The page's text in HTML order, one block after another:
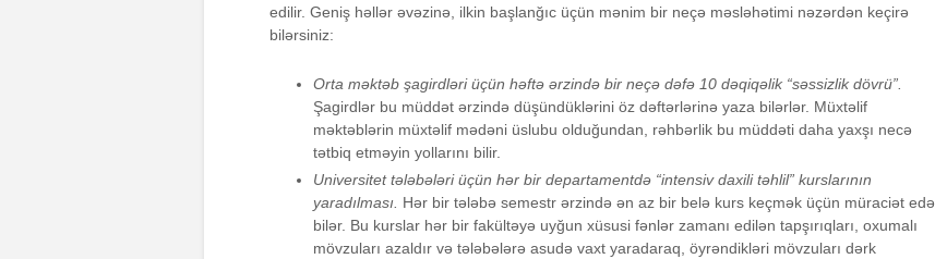
edilir. Geniş həllər əvəzinə, ilkin başlanğıc üçün mənim bir neçə məsləhətimi nəzərdən keçirə
bilərsiniz:
Orta məktəb şagirdləri üçün həftə ərzində bir neçə dəfə 10 dəqiqəlik “səssizlik dövrü”.
Şagirdlər bu müddət ərzində düşündüklərini öz dəftərlərinə yaza bilərlər. Müxtəlif
məktəblərin müxtəlif mədəni üslubu olduğundan, rəhbərlik bu müddəti daha yaxşı necə
tətbiq etməyin yollarını bilir.
Universitet tələbələri üçün hər bir departamentdə “intensiv daxili təhlil” kurslarının
yaradılması. Hər bir tələbə semestr ərzində ən az bir belə kurs keçmək üçün müraciət edə
bilər. Bu kurslar hər bir fakültəyə uyğun xüsusi fənlər zamanı edilən tapşırıqları, oxumalı
mövzuları azaldır və tələbələrə asudə vaxt yaradaraq, öyrəndikləri mövzuları dərk